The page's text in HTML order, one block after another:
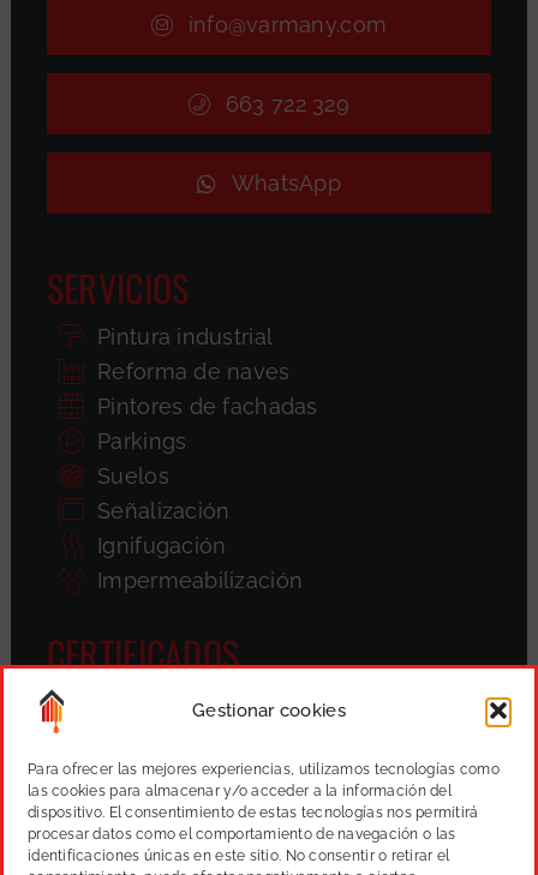
Gestionar cookies
Para ofrecer las mejores experiencias, utilizamos tecnologías como
las cookies para almacenar y/o acceder a la información del
dispositivo. El consentimiento de estas tecnologías nos permitirá
procesar datos como el comportamiento de navegación o las
identificaciones únicas en este sitio. No consentir o retirar el
info@varmany.com
663 722 329
WhatsApp
SERVICIOS
Pintura industrial
Reforma de naves
Pintores de fachadas
Parkings
Suelos
Señalización
Ignifugación
Impermeabilización
CERTIFICADOS